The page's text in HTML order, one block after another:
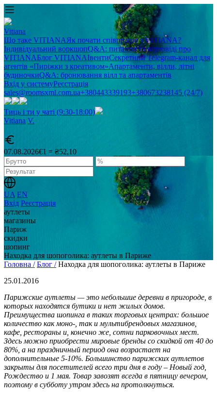
Vitiana
Що таке VITIANAЯк почати співпрацю з VITIANA?
Індивідуальний воркшопQ&A: питання та відповіді про
VITIANAБлог VITIANAІвентиСекретний Telegram-канал для
агентів «Пиріжки з креативом»Апартаменти, вілли, літні
будиночкиQ&A: бронювання вілл та апартаментів
Вхід у системуРеєстрація
sales@roomsxml.com.ua+380443339193+380673238145 (24/7)
Тиць і ти у чаті (9:30-18:00)
Vitiana V.
07.08.2026€1 = ₴52,10
UA EN
Вхід Реєстрація
аутлеты
магазины
Париж
скидки
шопинг
Находка для шопоголика: аутлеты в Париже
Головна / Блог / Находка для шопоголика: аутлеты в Париже
25.01.2016
Парижские аутлеты — это небольшие деревни в пригороде, в
которых находятся бутики и нет жилых домов.
Преимущества шопинга в таких торговых центрах: большое
количество как моно-, так и мультибрендовых магазинов,
кафе, рестораны и, конечно же, сотни парковочных мест.
Здесь можно приобрести мировые бренды со скидкой от 40 до
80%, а на праздничный период она возрастает на
дополнительные 5-10%. Большинство парижских аутлетов
закрыты для посетителей всего три дня в году – Новый год,
Рождество и 1 мая. Товар завозят всегда в пятницу вечером,
поэтому в субботу утром здесь на протолкнуться.